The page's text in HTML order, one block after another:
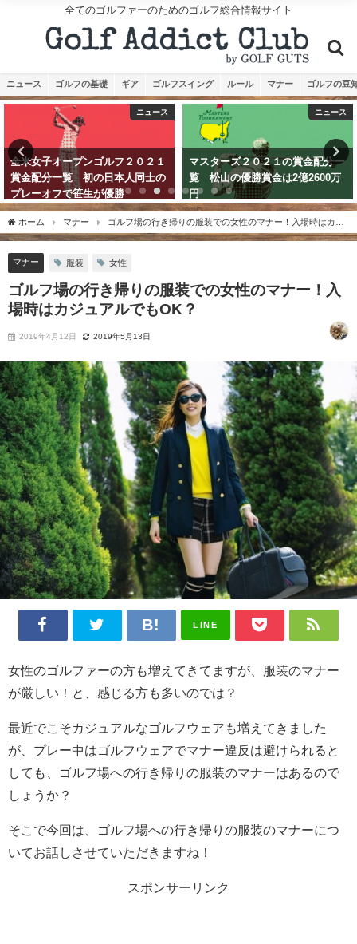
全てのゴルファーのためのゴルフ総合情報サイト
ニュース ゴルフの基礎 ギア ゴルフスイング ルール マナー ゴルフの豆
ニュース
全米女子オープンゴルフ２０２１
賞金配分一覧 初の日本人同士の
プレーオフで笹生が優勝
ニュース
マスターズ２０２１の賞金配分一
覧 松山の優勝賞金は2億2600万
円
ホーム マナー
ゴルフ場の行き帰りの服装での女性のマナー！入場時はカジ
ュアルでもOK？
マナー 服装 女性
ゴルフ場の行き帰りの服装での女性のマナー！入
場時はカジュアルでもOK？
2019年4月12日 2019年5月13日
LINE
女性のゴルファーの方も増えてきてますが、服装のマナー
が厳しい！と、感じる方も多いのでは？
最近でこそカジュアルなゴルフウェアも増えてきました
が、プレー中はゴルフウェアでマナー違反は避けられると
しても、ゴルフ場への行き帰りの服装のマナーはあるので
しょうか？
そこで今回は、ゴルフ場への行き帰りの服装のマナーにつ
いてお話しさせていただきますね！
スポンサーリンク